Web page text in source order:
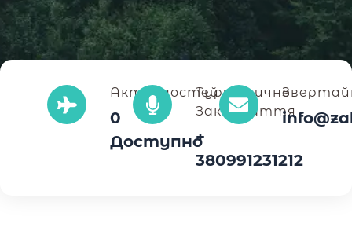
Активностей
0
Доступно
Туристичне
Закарпаття
+
380991231212